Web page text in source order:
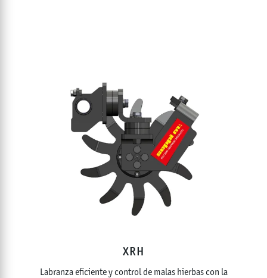
XRH
Labranza eficiente y control de malas hierbas con la